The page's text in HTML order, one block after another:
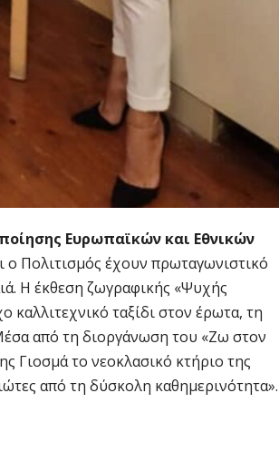
Ευρωπαϊκών και Εθνικών
ο Πολιτισμός έχουν πρωταγωνιστικό
Η έκθεση ζωγραφικής «Ψυχής
ταξίδι στον έρωτα, τη
από τη διοργάνωση του «Ζω στον
Γιοσμά το νεοκλασικό κτήριο της
από τη δύσκολη καθημερινότητα».